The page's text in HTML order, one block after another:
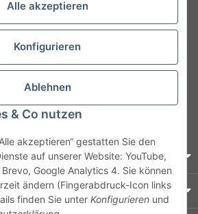
Alle akzeptieren
Konfigurieren
Ablehnen
& Co nutzen
akzeptieren“ gestatten Sie den
auf unserer Website: YouTube,
Google Analytics 4. Sie können
ändern (Fingerabdruck-Icon links
finden Sie unter Konfigurieren und